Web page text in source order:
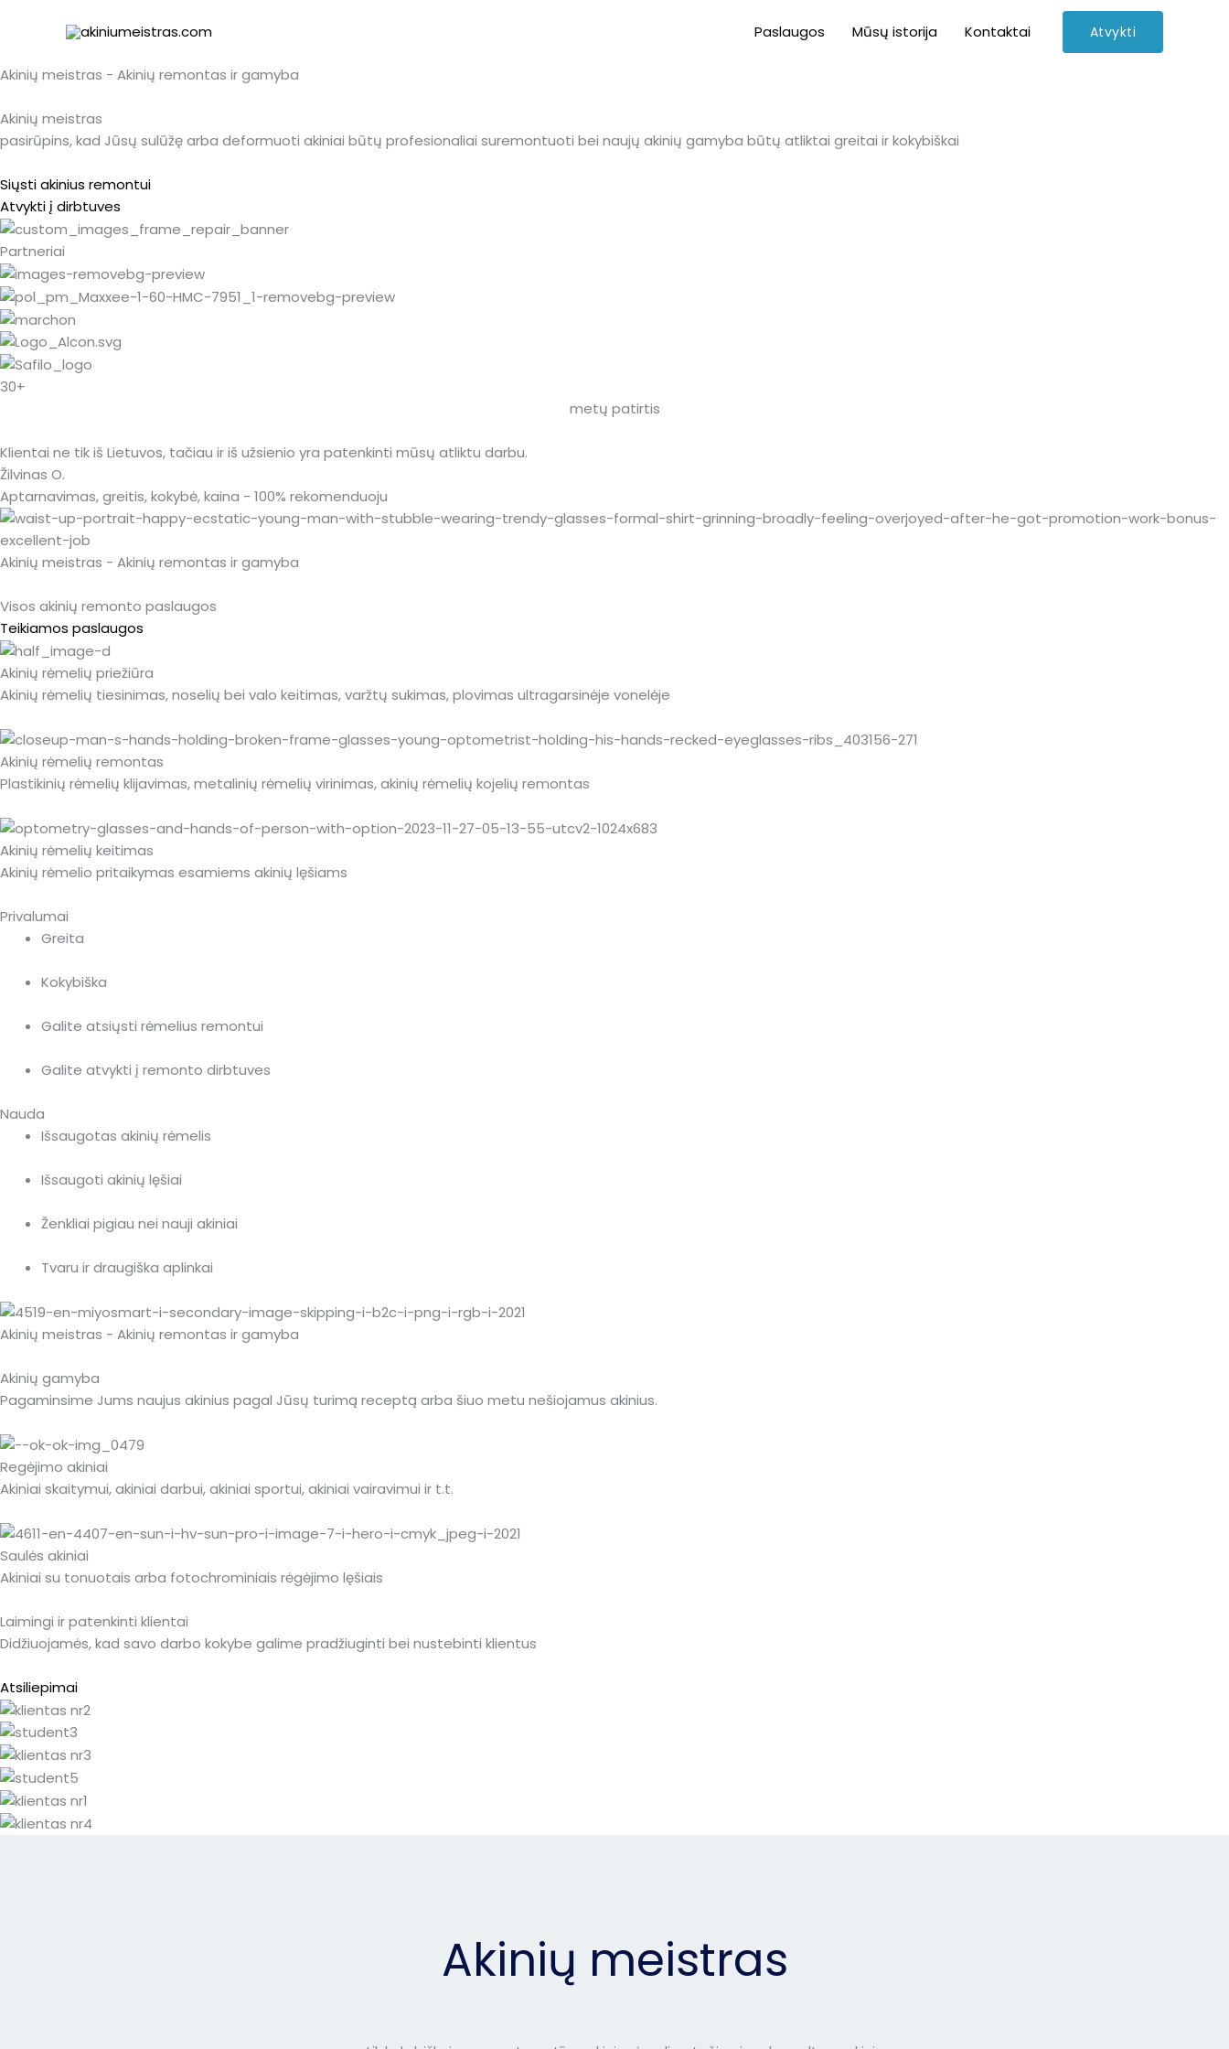
Paslaugos Mūsų istorija Kontaktai Atvykti
Akinių meistras - Akinių remontas ir gamyba
Akinių meistras
pasirūpins, kad Jūsų sulūžę arba deformuoti akiniai būtų profesionaliai suremontuoti bei naujų akinių gamyba būtų atliktai greitai ir kokybiškai
Siųsti akinius remontui
Atvykti į dirbtuves
Partneriai
30+
metų patirtis
Klientai ne tik iš Lietuvos, tačiau ir iš užsienio yra patenkinti mūsų atliktu darbu.
Žilvinas O.
Aptarnavimas, greitis, kokybė, kaina - 100% rekomenduoju
Akinių meistras - Akinių remontas ir gamyba
Visos akinių remonto paslaugos
Teikiamos paslaugos
Akinių rėmelių priežiūra
Akinių rėmelių tiesinimas, noselių bei valo keitimas, varžtų sukimas, plovimas ultragarsinėje vonelėje
Akinių rėmelių remontas
Plastikinių rėmelių klijavimas, metalinių rėmelių virinimas, akinių rėmelių kojelių remontas
Akinių rėmelių keitimas
Akinių rėmelio pritaikymas esamiems akinių lęšiams
Privalumai
Greita
Kokybiška
Galite atsiųsti rėmelius remontui
Galite atvykti į remonto dirbtuves
Nauda
Išsaugotas akinių rėmelis
Išsaugoti akinių lęšiai
Ženkliai pigiau nei nauji akiniai
Tvaru ir draugiška aplinkai
Akinių meistras - Akinių remontas ir gamyba
Akinių gamyba
Pagaminsime Jums naujus akinius pagal Jūsų turimą receptą arba šiuo metu nešiojamus akinius.
Regėjimo akiniai
Akiniai skaitymui, akiniai darbui, akiniai sportui, akiniai vairavimui ir t.t.
Saulės akiniai
Akiniai su tonuotais arba fotochrominiais rėgėjimo lęšiais
Laimingi ir patenkinti klientai
Didžiuojamės, kad savo darbo kokybe galime pradžiuginti bei nustebinti klientus
Atsiliepimai
Akinių meistras